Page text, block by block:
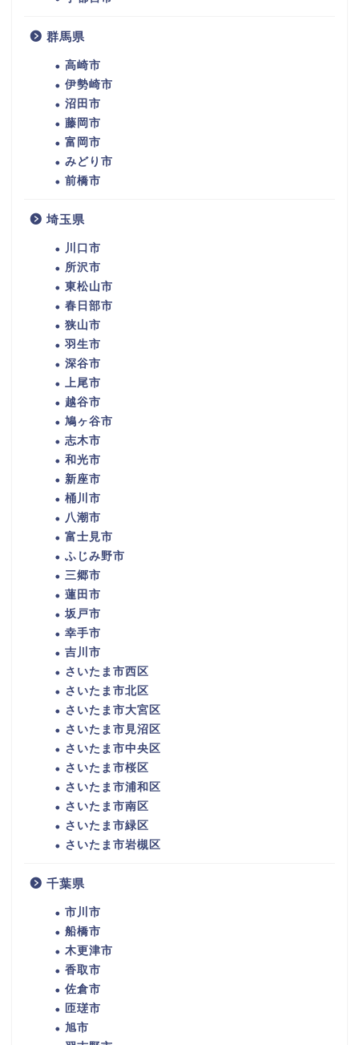
群馬県
高崎市
伊勢崎市
沼田市
藤岡市
富岡市
みどり市
前橋市
埼玉県
川口市
所沢市
東松山市
春日部市
狭山市
羽生市
深谷市
上尾市
越谷市
鳩ヶ谷市
志木市
和光市
新座市
桶川市
八潮市
富士見市
ふじみ野市
三郷市
蓮田市
坂戸市
幸手市
吉川市
さいたま市西区
さいたま市北区
さいたま市大宮区
さいたま市見沼区
さいたま市中央区
さいたま市桜区
さいたま市浦和区
さいたま市南区
さいたま市緑区
さいたま市岩槻区
千葉県
市川市
船橋市
木更津市
香取市
佐倉市
匝瑳市
旭市